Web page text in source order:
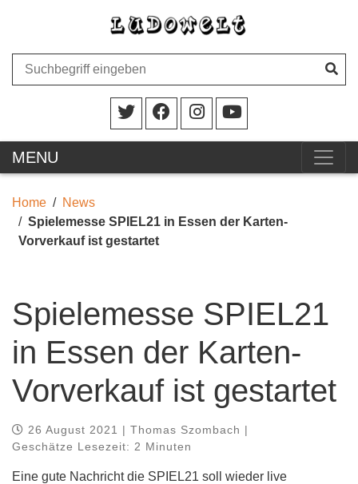
MENU
Home
News
Spielemesse SPIEL21 in Essen der Karten-
Vorverkauf ist gestartet
Spielemesse SPIEL21
in Essen der Karten-
Vorverkauf ist gestartet
26 August 2021 | Thomas Szombach |
Geschätze Lesezeit: 2 Minuten
Eine gute Nachricht die SPIEL21 soll wieder live